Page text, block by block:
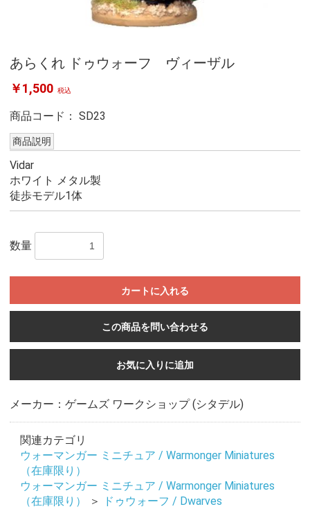
あらくれ ドゥウォーフ ヴィーザル
￥1,500 税込
商品コード： SD23
商品説明
Vidar
ホワイト メタル製
徒歩モデル1体
数量
カートに入れる
この商品を問い合わせる
お気に入りに追加
メーカー：ゲームズ ワークショップ (シタデル)
関連カテゴリ
ウォーマンガー ミニチュア / Warmonger Miniatures
（在庫限り）
ウォーマンガー ミニチュア / Warmonger Miniatures
（在庫限り）
＞
ドゥウォーフ / Dwarves